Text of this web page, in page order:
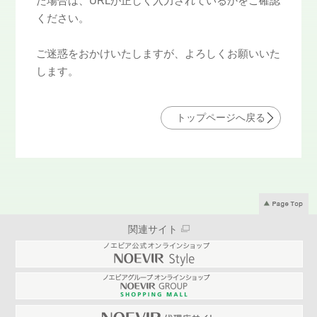
ください。
ご迷惑をおかけいたしますが、よろしくお願いいた
します。
トップページへ戻る
関連サイト